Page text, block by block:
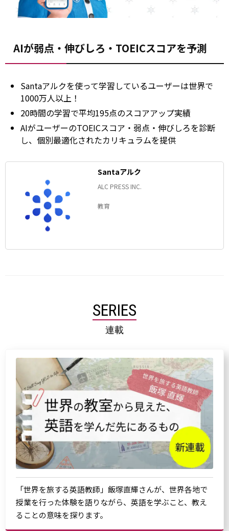
AIが弱点・伸びしろ・TOEICスコアを予測
Santaアルクを使って学習しているユーザーは世界で
1000万人以上！
20時間の学習で平均195点のスコアアップ実績
AIがユーザーのTOEICスコア・弱点・伸びしろを診断
し、個別最適化されたカリキュラムを提供
Santaアルク
ALC PRESS INC.
教育
SERIES
連載
「世界を旅する英語教師」飯塚直輝さんが、世界各地で
授業を行った体験を語りながら、英語を学ぶこと、教え
ることの意味を探ります。